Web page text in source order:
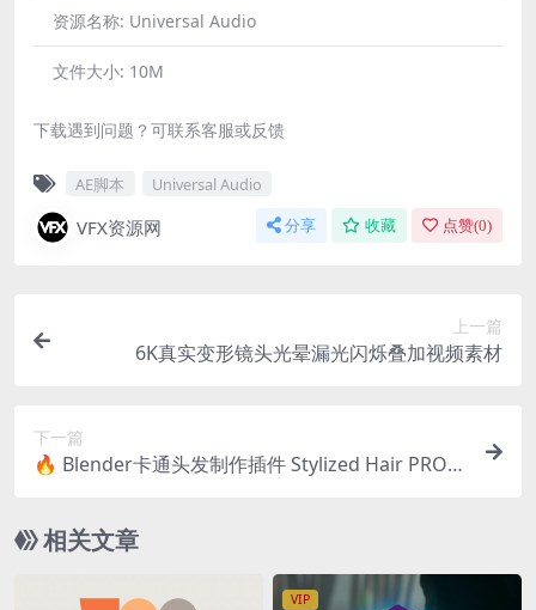
资源名称: Universal Audio
文件大小: 10M
下载遇到问题？可联系客服或反馈
AE脚本 Universal Audio
VFX资源网 分享 收藏 点赞(0)
上一篇
6K真实变形镜头光晕漏光闪烁叠加视频素材
下一篇
🔥 Blender卡通头发制作插件 Stylized Hair PRO V
相关文章
VIP